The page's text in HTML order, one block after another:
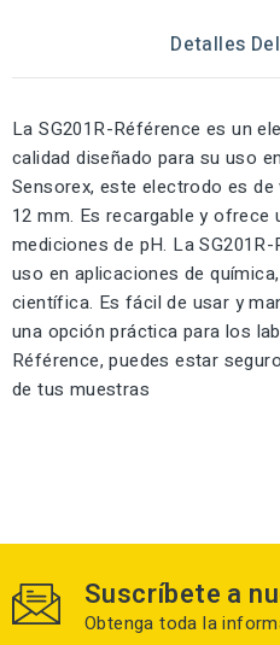
Detalles
La SG201R-Référence es un
calidad diseñado para su uso
Sensorex, este electrodo es
12 mm. Es recargable y ofrece
mediciones de pH. La
uso en aplicaciones de
científica. Es fácil de usar y
una opción práctica para los
Référence, puedes estar
de tus muestras
Suscríbete a
Obtenga toda la